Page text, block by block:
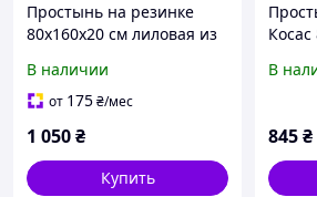
Простынь на резинке
80х160х20 см лиловая из
В наличии
от 175₴/мес
1 050₴
Купить
Косас
В
845₴